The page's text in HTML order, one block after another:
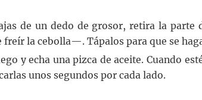
de un dedo de grosor, retira la parte
la cebolla—. Tápalos para que se
y echa una pizca de aceite. Cuando
unos segundos por cada lado.